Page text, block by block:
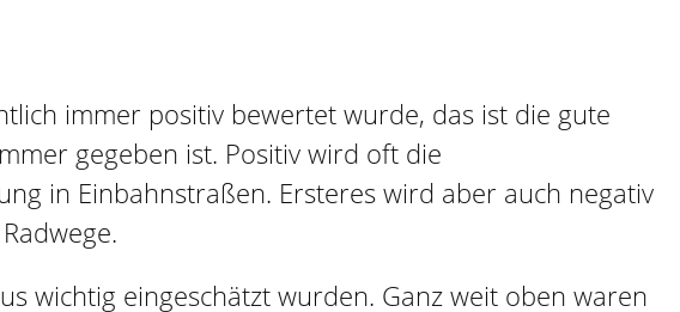
immer positiv bewertet wurde, das ist die gute
gegeben ist. Positiv wird oft die
in Einbahnstraßen. Ersteres wird aber auch negativ
wichtig eingeschätzt wurden. Ganz weit oben waren